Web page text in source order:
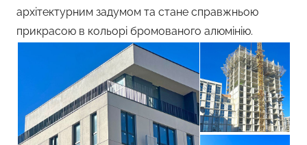
архітектурним задумом та стане справжньою
прикрасою в кольорі бромованого алюмінію.